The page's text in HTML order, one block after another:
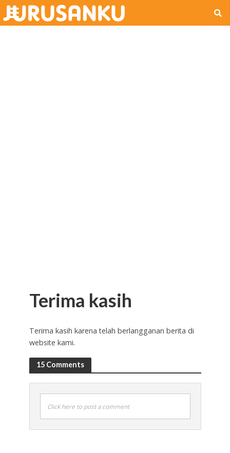
Terima kasih
Terima kasih karena telah berlangganan berita di
website kami.
15 Comments
Click here to post a comment